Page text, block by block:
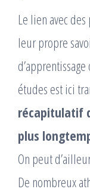
Le lien avec
leur propre
études est ici
récapitulatif
plus
On peut
De nombreux